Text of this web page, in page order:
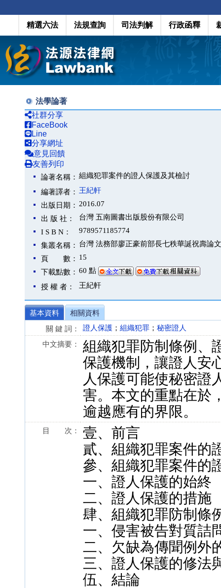
精選六法 法規查詢 司法判解 行政函釋
法學論著
社群分享
FaceBook
Line
分享網址
意見回饋
友善列印
論著名稱： 組織犯罪案件的證人保護及其檢討
編著譯者： 王紀軒
出版日期： 2016.07
出 版 社：
台灣 五南圖書出版股份有限公司
I S B N：
9789571185774
集叢名稱： 台灣 法務部廖正豪前部長七秩華誕祝壽論
頁 數： 15
下載點數： 60 點
授 權 者： 王紀軒
基本資料
相關資料
關 鍵 詞：
證人保護 ； 組織犯罪 ； 秘密證人
中文摘要：
組織犯罪防制條例、
保護機制，讓證人安
人保護可能使秘密證
害。本文的重點在於
逾越應有的界限。
目 次：
壹、前言
貳、組織犯罪案件的
參、組織犯罪案件的
一、證人保護的始終
二、證人保護的措施
肆、組織犯罪防制條
一、侵害被告對質詰
二、欠缺為傳聞例外
三、證人保護的修法
伍、結論